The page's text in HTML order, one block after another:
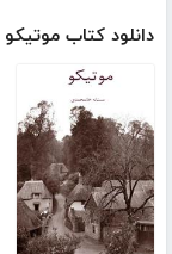
دانلود کتاب موتیکو